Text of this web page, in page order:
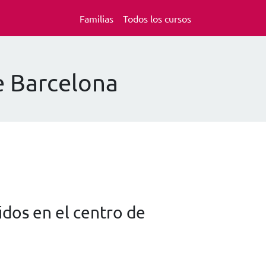
Familias Todos los cursos
Barcelona
en el centro de